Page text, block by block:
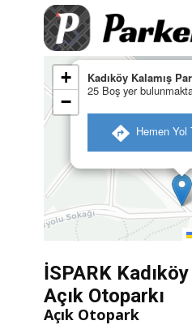
Kadıköy Kalamış
25 Boş yer
Hemen Yol
+
−
İSPARK
Açık Otoparkı
Açık Otopark